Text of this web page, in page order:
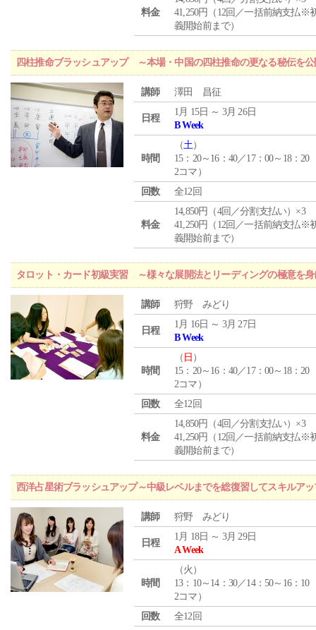
料金
41,250円（12回／一括前納支払※
義開始前まで）
四柱推命ブラッシュアップ ～本場・中国の四柱推命の更なる秘伝を
講師 澤田 昌征
日程
1月 15日 ～ 3月 26日
B Week
時間
（土）
15：20～16：40／17：00～18：20
2コマ）
回数
全12回
料金
14,850円（4回／分割支払い）×3
41,250円（12回／一括前納支払※
義開始前まで）
タロット・カード初級実習 ～様々な展開法とリーディングの極意を身
講師 狩野 みどり
日程
1月 16日 ～ 3月 27日
B Week
時間
（ 日 ）
15：20～16：40／17：00～18：20
2コマ）
回数
全12回
料金
14,850円（4回／分割支払い）×3
41,250円（12回／一括前納支払※
義開始前まで）
西洋占星術ブラッシュアップ～中級レベルまでを総復習してスキルア
講師 狩野 みどり
日程
1月 18日 ～ 3月 29日
A Week
時間
（火 ）
13：10～14：30／14：50～16：10
2コマ）
回数
全12回